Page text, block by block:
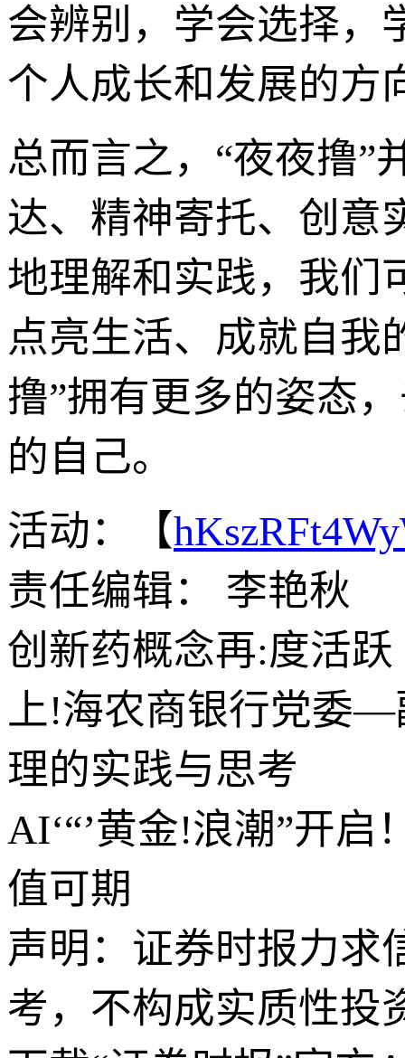
会辨别，学会选择，
个人成长和发展的方
总而言之，“夜夜撸”
达、精神寄托、创意
地理解和实践，我们
点亮生活、成就自我
撸”拥有更多的姿态
的自己。
活动：【
责任编辑： 李艳秋
创新药概念再:度活
上!海农商银行党委—
理的实践与思考
AI‘“’黄金!浪潮”开
值可期
声明：证券时报力求
考，不构成实质性投